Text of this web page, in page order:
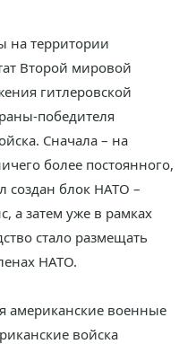
на территории
Второй мировой
гитлеровской
победителя
Сначала – на
более постоянного,
создан блок НАТО –
а затем уже в рамках
стало размещать
НАТО.
американские военные
войска